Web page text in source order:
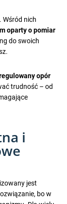
. Wśród nich
oparty o pomiar
do swoich
opór
trudność – od
i
jest
bo w